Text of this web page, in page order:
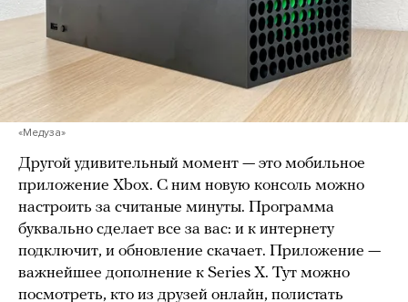
«Медуза»
Другой удивительный момент — это мобильное
приложение Xbox. С ним новую консоль можно
настроить за считаные минуты. Программа
буквально сделает все за вас: и к интернету
подключит, и обновление скачает. Приложение —
важнейшее дополнение к Series X. Тут можно
посмотреть, кто из друзей онлайн, полистать